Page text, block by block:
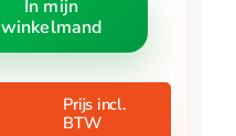
In mijn
winkelmand
Prijs incl.
BTW